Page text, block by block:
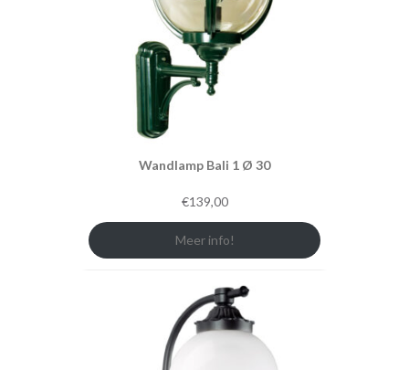
Wandlamp Bali 1 Ø 30
€139,00
Meer info!